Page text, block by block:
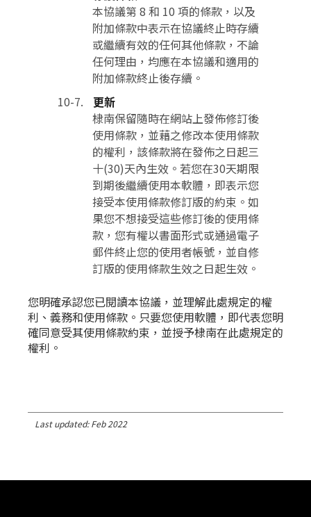
本協議第 8 和 10 項的條款，以及
附加條款中表示在協議終止時存續
或繼續有效的任何其他條款，不論
任何理由，均應在本協議和適用的
附加條款終止後存續。
更新
棣南保留隨時在網站上發佈修訂後
使用條款，並藉之修改本使用條款
的權利，該條款將在發佈之日起三
十(30)天內生效。若您在30天期限
到期後繼續使用本軟體，即表示您
接受本使用條款修訂版的約束。如
果您不想接受這些修訂後的使用條
款，您有權以書面形式或通過電子
郵件終止您的使用者帳號，並自修
訂版的使用條款生效之日起生效。
您明確承認您已閱讀本協議，並理解此處規定的權
利、義務和使用條款。只要您使用軟體，即代表您明
確同意受其使用條款約束，並授予棣南在此處規定的
權利。
Last updated: Feb 2022